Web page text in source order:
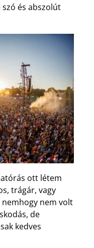
és abszolút
ott létem
trágár, vagy
nem volt
de
kedves